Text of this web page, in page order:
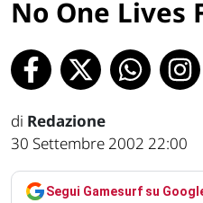
No One Lives
di Redazione
30 Settembre 2002 22:00
Segui Gamesurf su